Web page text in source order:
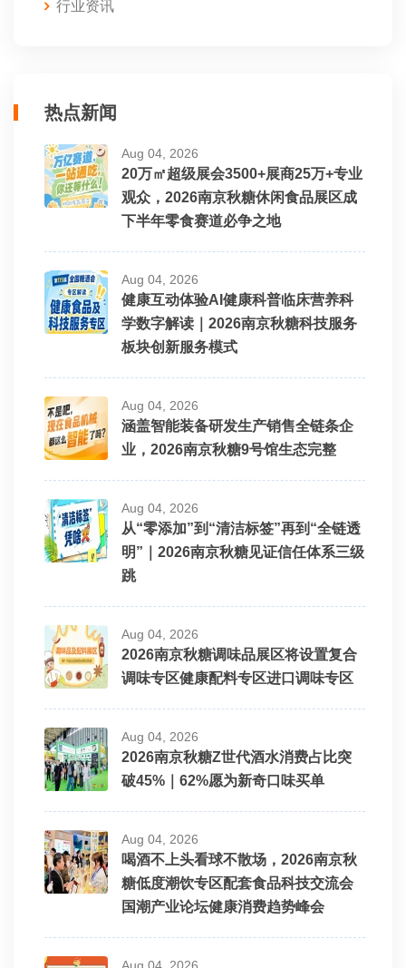
行业资讯
热点新闻
Aug 04, 2026
20万㎡超级展会3500+展商25万+专业
观众，2026南京秋糖休闲食品展区成
下半年零食赛道必争之地
Aug 04, 2026
健康互动体验AI健康科普临床营养科
学数字解读｜2026南京秋糖科技服务
板块创新服务模式
Aug 04, 2026
涵盖智能装备研发生产销售全链条企
业，2026南京秋糖9号馆生态完整
Aug 04, 2026
从“零添加”到“清洁标签”再到“全链透
明”｜2026南京秋糖见证信任体系三级
跳
Aug 04, 2026
2026南京秋糖调味品展区将设置复合
调味专区健康配料专区进口调味专区
Aug 04, 2026
2026南京秋糖Z世代酒水消费占比突
破45%｜62%愿为新奇口味买单
Aug 04, 2026
喝酒不上头看球不散场，2026南京秋
糖低度潮饮专区配套食品科技交流会
国潮产业论坛健康消费趋势峰会